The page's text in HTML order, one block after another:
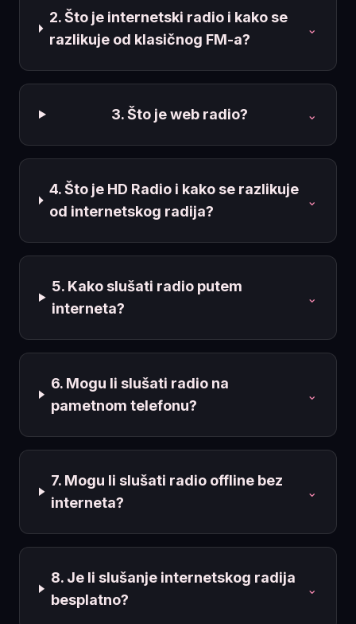
2. Što je internetski radio i kako se
razlikuje od klasičnog FM-a?
⌄
3. Što je web radio? ⌄
4. Što je HD Radio i kako se razlikuje
od internetskog radija?
⌄
5. Kako slušati radio putem
interneta?
⌄
6. Mogu li slušati radio na
pametnom telefonu?
⌄
7. Mogu li slušati radio offline bez
interneta?
⌄
8. Je li slušanje internetskog radija
besplatno?
⌄